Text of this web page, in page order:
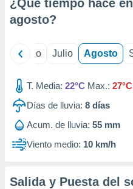
de
¿Qué tiempo hace
agosto?
Junio Julio Agosto
T. Media: 22°C Max.: 27°C
Días de lluvia: 8 días
Acum. de lluvia: 55 mm
Viento medio: 10 km/h
Salida y Puesta del